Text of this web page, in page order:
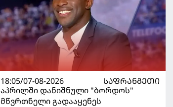
18:05/07-08-2026
ᲡᲐᲤᲠᲐᲜᲒᲔᲗᲘ
აპრილში დანიშნული "ბორდოს"
მწვრთნელი გადააყენეს